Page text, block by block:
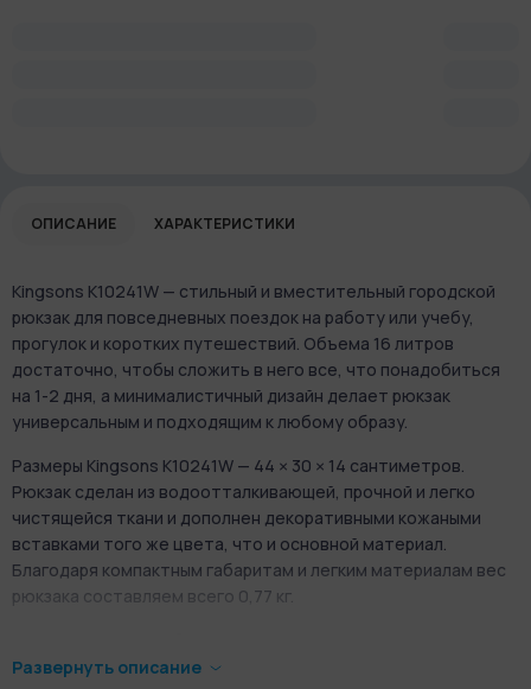
ОПИСАНИЕ ХАРАКТЕРИСТИКИ
Kingsons K10241W — стильный и вместительный городской
рюкзак для повседневных поездок на работу или учебу,
прогулок и коротких путешествий. Объема 16 литров
достаточно, чтобы сложить в него все, что понадобиться
на 1-2 дня, а минималистичный дизайн делает рюкзак
универсальным и подходящим к любому образу.
Размеры Kingsons K10241W — 44 × 30 × 14 сантиметров.
Рюкзак сделан из ​водоотталкивающей, прочной и легко
чистящейся ткани и дополнен декоративными кожаными
вставками того же цвета, что и основной материал.
Благодаря компактным габаритам и легким материалам вес
рюкзака составляем всего 0,77 кг.
хранения, так что каждая вещь в рюкзаке всегда будет под
Развернуть описание